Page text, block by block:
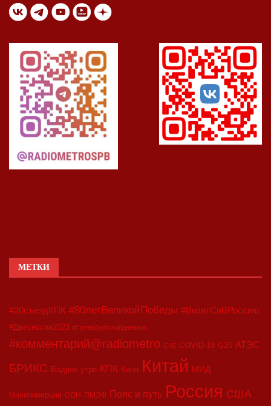
МЕТКИ
#20съездКПК #80летВеликойПобеды #ВизитСиВРоссию
#Двесессии2023 #Петербургскийдневник
#комментарий@radiometro CIIE COVID-19 G20 АТЭС
БРИКС Бодрое утро КПК Кино Китай МИД
Минкоммерции ООН ПМЭФ Пояс и путь Россия США